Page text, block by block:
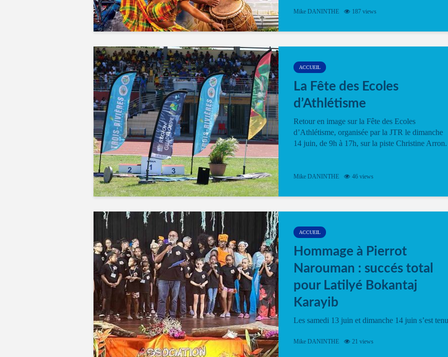
Mike DANINTHE 187 views
ACCUEIL
La Fête des Ecoles
d’Athlétisme
Retour en image sur la Fête des Ecoles
d’Athlétisme, organisée par la JTR le dimanche
14 juin, de 9h à 17h, sur la piste Christine Arron.
Mike DANINTHE 46 views
ACCUEIL
Hommage à Pierrot
Narouman : succés total
pour Latilyé Bokantaj
Karayib
Les samedi 13 juin et dimanche 14 juin s’est tenu
vibrant à Pierrot Narouman, organisé par
Mike DANINTHE 21 views